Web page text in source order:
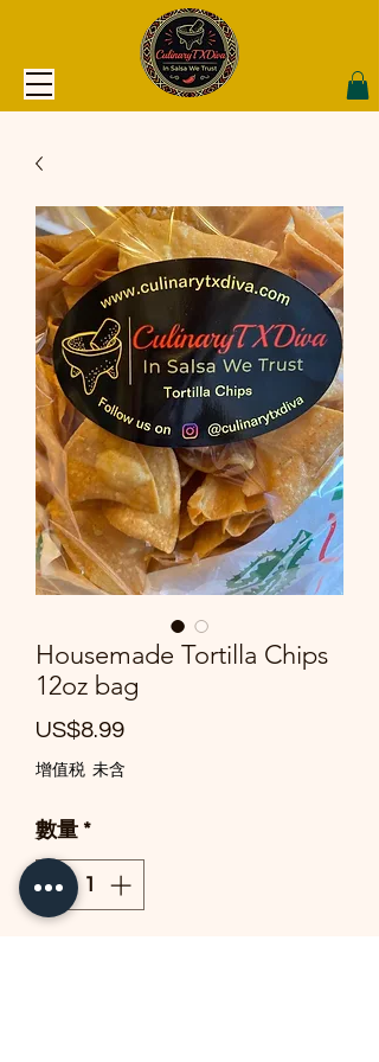
Housemade Tortilla Chips
12oz bag
US$8.99價
格
增值税 未含
數量 *